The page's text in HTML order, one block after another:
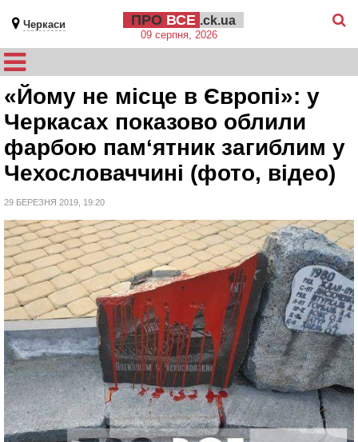
Черкаси ПРО ВСЕ .ck.ua
09 серпня, 2026
«Йому не місце в Європі»: у
Черкасах показово облили
фарбою пам‘ятник загиблим у
Чехословаччині (фото, відео)
29 БЕРЕЗНЯ 2019, 19:20